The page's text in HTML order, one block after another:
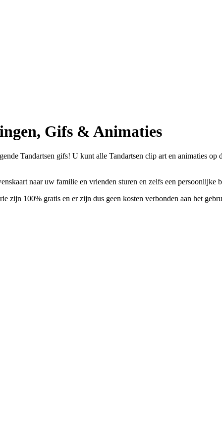
Gifs & Animaties
Tandartsen gifs! U kunt alle Tandartsen clip art en animaties
naar uw familie en vrienden sturen en zelfs een persoonlijke
zijn 100% gratis en er zijn dus geen kosten verbonden aan het